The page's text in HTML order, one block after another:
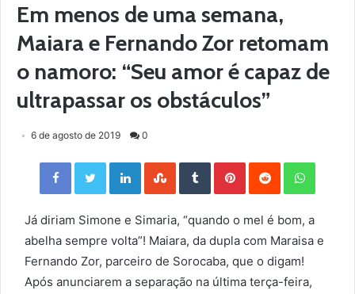
Em menos de uma semana,
Maiara e Fernando Zor retomam
o namoro: “Seu amor é capaz de
ultrapassar os obstáculos”
6 de agosto de 2019 0
Facebook Twitter LinkedIn StumbleUpon Tumblr Pinterest Reddit
Já diriam Simone e Simaria, “quando o mel é bom, a
abelha sempre volta”! Maiara, da dupla com Maraisa e
Fernando Zor, parceiro de Sorocaba, que o digam!
Após anunciarem a separação na última terça-feira,